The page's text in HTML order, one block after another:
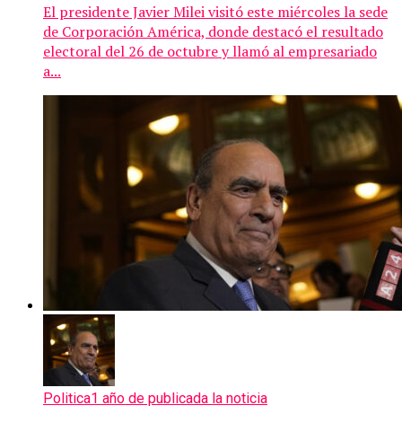
El presidente Javier Milei visitó este miércoles la sede
de Corporación América, donde destacó el resultado
electoral del 26 de octubre y llamó al empresariado
a...
Politica1 año de publicada la noticia